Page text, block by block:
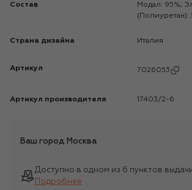
Состав
Модал: 95%; Эластан
(Полиуретан):
Страна дизайна Италия
Артикул 7026053
Артикул производителя 17403/2-6
Ваш город Москва
Доступно в одном из 6 пунктов
Подробнее